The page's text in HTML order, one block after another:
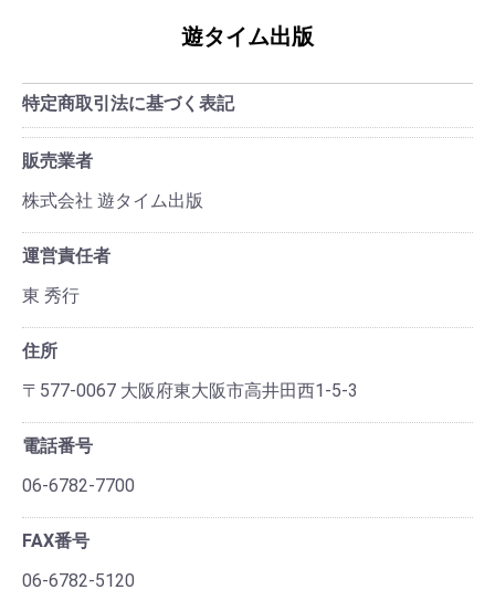
遊タイム出版
特定商取引法に基づく表記
販売業者
株式会社 遊タイム出版
運営責任者
東 秀行
住所
〒577-0067 大阪府東大阪市高井田西1-5-3
電話番号
06-6782-7700
FAX番号
06-6782-5120